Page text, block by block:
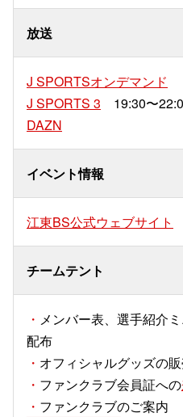
放送
J SPORTSオンデマンド
J SPORTS 3 19:30〜
DAZN
イベント情報
江東BS公式ウェブサイト
チームテント
・ メンバー表、選手紹介
配布
・ オフィシャルグッズの
・ ファンクラブ会員証への
・ ファンクラブのご案内